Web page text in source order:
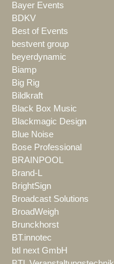
Bayer Events
BDKV
Best of Events
bestvent group
beyerdynamic
Biamp
Big Rig
Bildkraft
Black Box Music
Blackmagic Design
Blue Noise
Bose Professional
BRAINPOOL
Brand-L
BrightSign
Broadcast Solutions
BroadWeigh
Brunckhorst
BT.innotec
btl next GmbH